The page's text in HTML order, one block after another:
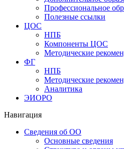
Профессиональное
Полезные ссылки
ЦОС
НПБ
Компоненты ЦОС
Методические
ФГ
НПБ
Методические
Аналитика
ЭИОРО
Навигация
Сведения об ОО
Основные сведения